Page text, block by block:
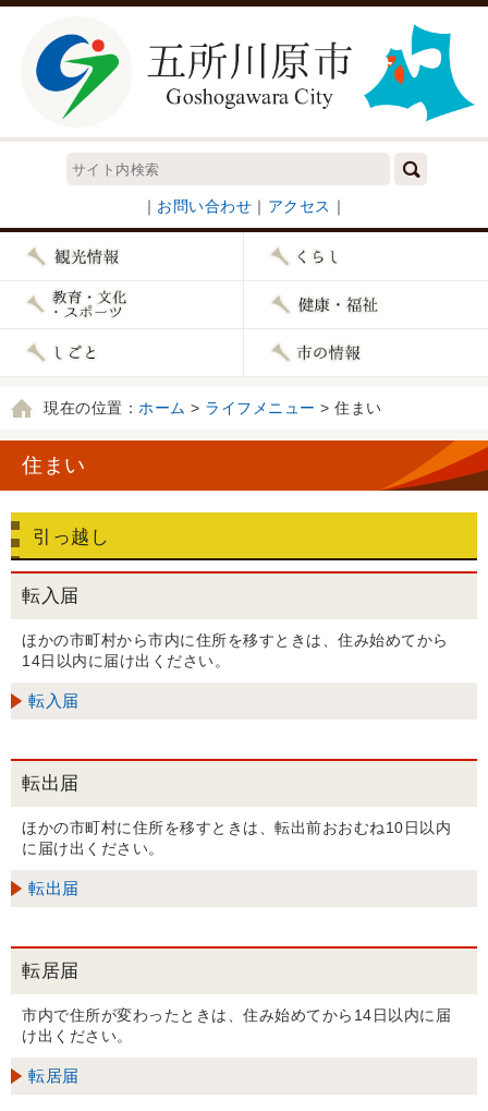
｜ お問い合わせ ｜ アクセス ｜
現在の位置： ホーム > ライフメニュー > 住まい
住まい
引っ越し
転入届
ほかの市町村から市内に住所を移すときは、住み始めてから
14日以内に届け出ください。
転入届
転出届
ほかの市町村に住所を移すときは、転出前おおむね10日以内
に届け出ください。
転出届
転居届
市内で住所が変わったときは、住み始めてから14日以内に届
け出ください。
転居届